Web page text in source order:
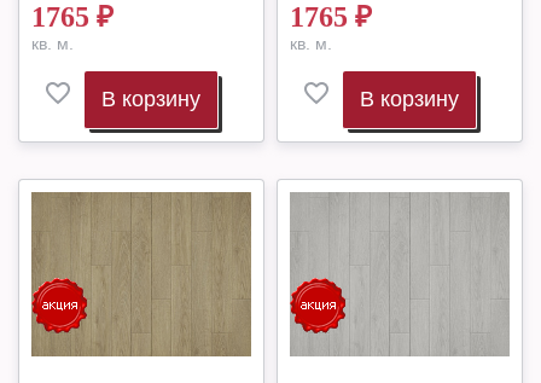
1765 ₽
кв. м.
В корзину
1765 ₽
кв. м.
В корзину